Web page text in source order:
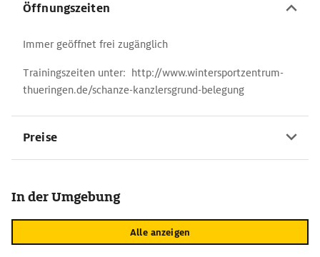
Öffnungszeiten
Immer geöffnet frei zugänglich
Trainingszeiten unter: http://www.wintersportzentrum-
thueringen.de/schanze-kanzlersgrund-belegung
Preise
In der Umgebung
Alle anzeigen